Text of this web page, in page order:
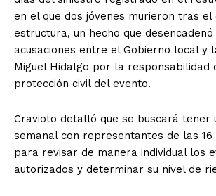
en el que dos jóvenes murieron tras el
estructura, un hecho que
acusaciones entre el Gobierno local y
Miguel Hidalgo por la responsabilidad
protección civil del evento.
Cravioto detalló que se buscará tener
semanal con representantes de las 16
para revisar de manera individual los
autorizados y determinar su nivel de